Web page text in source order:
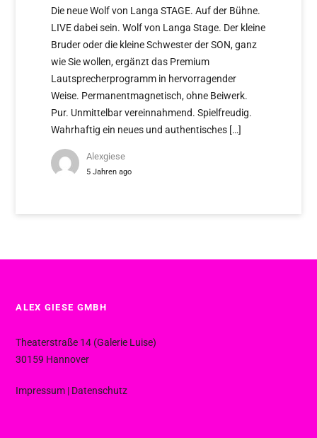
Die neue Wolf von Langa STAGE. Auf der Bühne.
LIVE dabei sein. Wolf von Langa Stage. Der kleine
Bruder oder die kleine Schwester der SON, ganz
wie Sie wollen, ergänzt das Premium
Lautsprecherprogramm in hervorragender
Weise. Permanentmagnetisch, ohne Beiwerk.
Pur. Unmittelbar vereinnahmend. Spielfreudig.
Wahrhaftig ein neues und authentisches […]
Alexgiese
5 Jahren ago
ALEX GIESE GMBH
Theaterstraße 14 (Galerie Luise)
30159 Hannover
Impressum | Datenschutz